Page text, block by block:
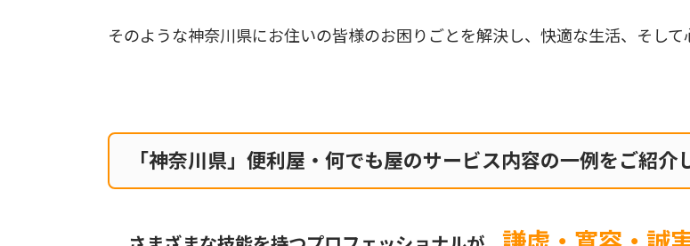
そのような神奈川県にお住いの皆様のお困りごとを解決し、快適な生活、そし
「神奈川県」便利屋・何でも屋のサービス内容の一例をご紹介